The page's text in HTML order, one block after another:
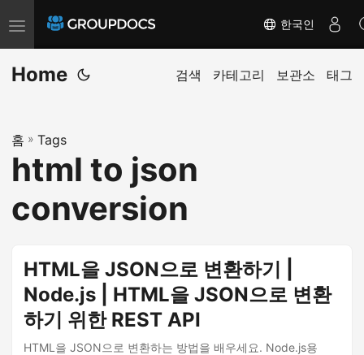
T
o
g
e
n
v
한국인
Home 검색 카테고리 보관소 태그
홈 » Tags
html to json
conversion
HTML을 JSON으로 변환하기 |
Node.js | HTML을 JSON으로 변환
하기 위한 REST API
HTML을 JSON으로 변환하는 방법을 배우세요. Node.js용